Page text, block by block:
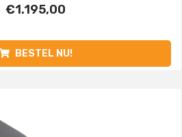
€1.195,00
BESTEL NU!